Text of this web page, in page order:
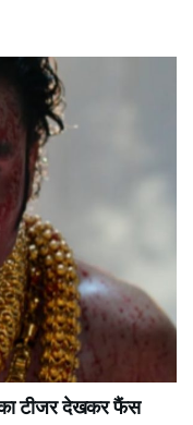
का टीजर देखकर फैंस